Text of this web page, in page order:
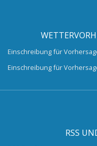
Einschreibung für
Einschreibung für
RSS